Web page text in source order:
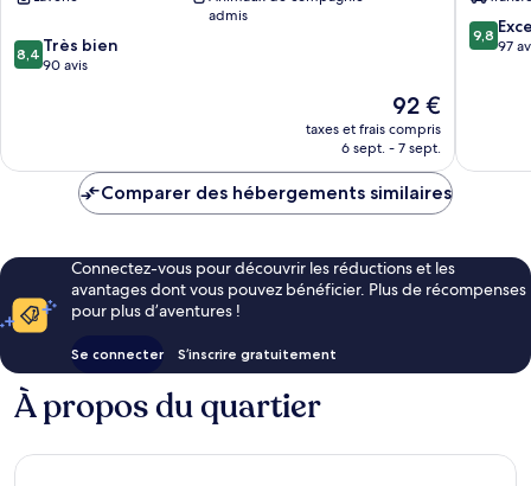
admis
8.4
sur
8,4 Très bien
90 avis
Le
nouveau
prix
de
92 €
taxes et frais compris
6 sept. - 7 sept.
9.8
sur
9,8
97
Comparer des hébergements similaires
Connectez-vous pour découvrir les réductions et les
avantages dont vous pouvez bénéficier. Plus de récompenses
pour plus d’aventures !
Se connecter S’inscrire gratuitement
À propos du quartier